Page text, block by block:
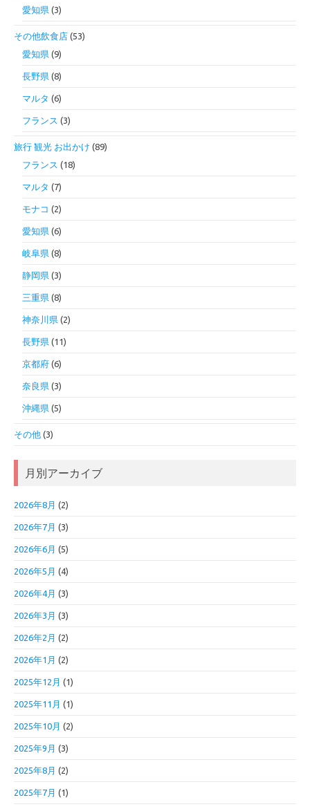
愛知県 (3)
その他飲食店 (53)
愛知県 (9)
長野県 (8)
マルタ (6)
フランス (3)
旅行 観光 お出かけ (89)
フランス (18)
マルタ (7)
モナコ (2)
愛知県 (6)
岐阜県 (8)
静岡県 (3)
三重県 (8)
神奈川県 (2)
長野県 (11)
京都府 (6)
奈良県 (3)
沖縄県 (5)
その他 (3)
月別アーカイブ
2026年8月 (2)
2026年7月 (3)
2026年6月 (5)
2026年5月 (4)
2026年4月 (3)
2026年3月 (3)
2026年2月 (2)
2026年1月 (2)
2025年12月 (1)
2025年11月 (1)
2025年10月 (2)
2025年9月 (3)
2025年8月 (2)
2025年7月 (1)